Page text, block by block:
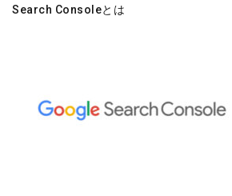
Search Consoleとは